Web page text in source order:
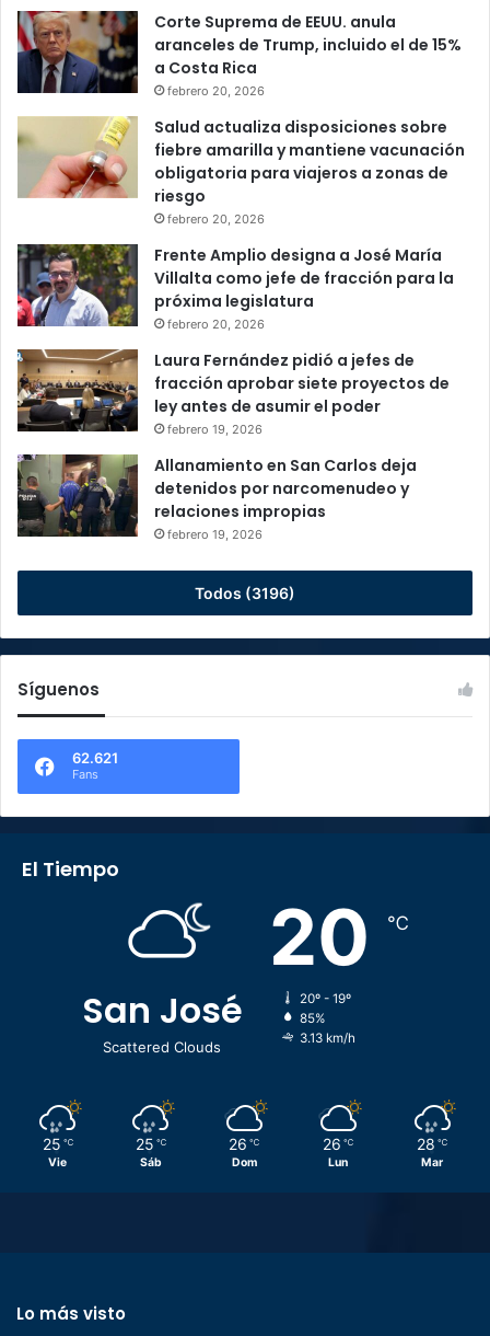
Corte Suprema de EEUU. anula
aranceles de Trump, incluido el de 15%
a Costa Rica
febrero 20, 2026
Salud actualiza disposiciones sobre
fiebre amarilla y mantiene vacunación
obligatoria para viajeros a zonas de
riesgo
febrero 20, 2026
Frente Amplio designa a José María
Villalta como jefe de fracción para la
próxima legislatura
febrero 20, 2026
Laura Fernández pidió a jefes de
fracción aprobar siete proyectos de
ley antes de asumir el poder
febrero 19, 2026
Allanamiento en San Carlos deja
detenidos por narcomenudeo y
relaciones impropias
febrero 19, 2026
Todos (3196)
Síguenos
62.621
Fans
El Tiempo
San José
Scattered Clouds
20 ℃
20º - 19º
85%
3.13 km/h
25 ℃
Vie
25 ℃
Sáb
26 ℃
Dom
26 ℃
Lun
28 ℃
Mar
Lo más visto